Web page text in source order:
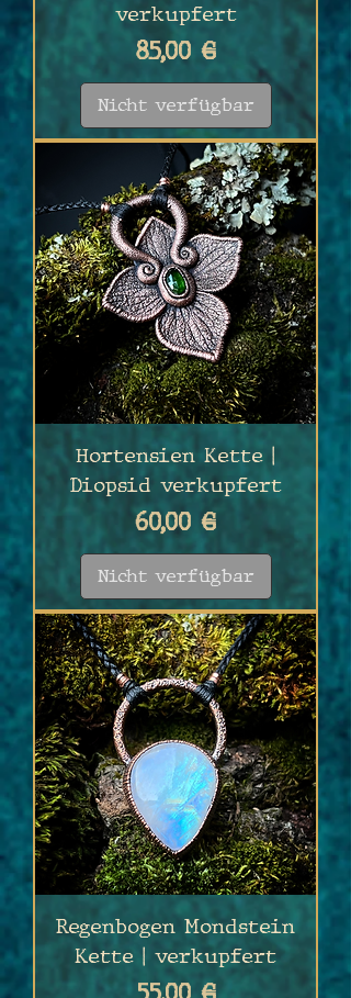
verkupfert
Preis
85,00 €
Nicht verfügbar
Hortensien Kette |
Diopsid verkupfert
Preis
60,00 €
Nicht verfügbar
Regenbogen Mondstein
Kette | verkupfert
Preis